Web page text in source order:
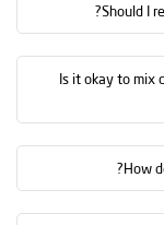
Should I
Is it okay to mix
How